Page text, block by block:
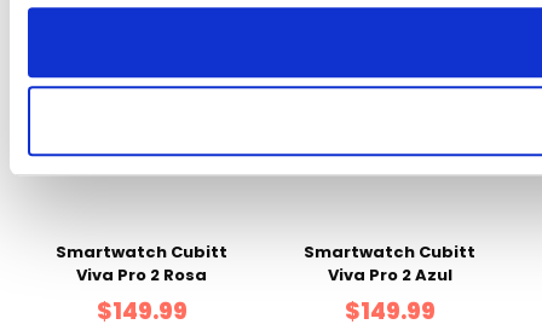
Smartwatch Cubitt
Viva Pro 2 Rosa
$149.99
Smartwatch Cubitt
Viva Pro 2 Azul
$149.99